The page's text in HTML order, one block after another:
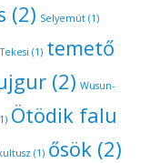
(2) Selyemút(1)
Tekesi (1) temető
(2) Wusun-
Ötödik falu
(1) ősök(2)